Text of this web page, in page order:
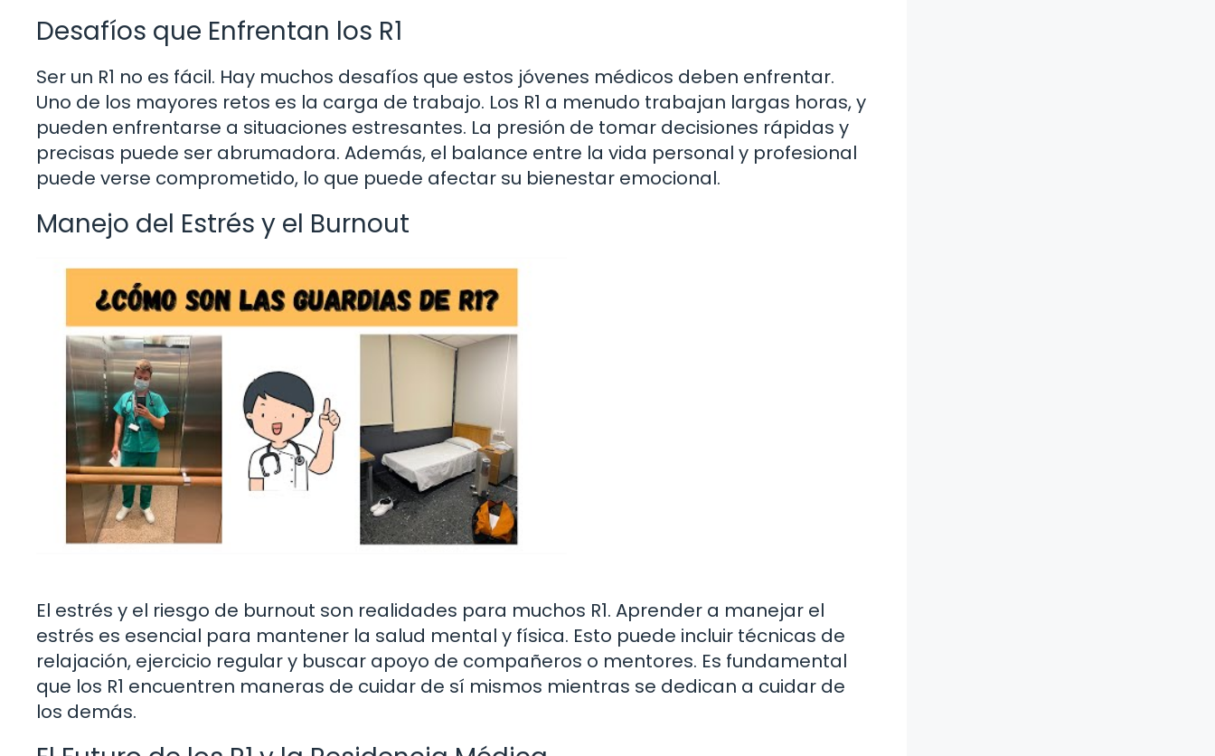
Desafíos que Enfrentan los R1
Ser un R1 no es fácil. Hay muchos desafíos que estos jóvenes médicos deben enfrentar.
Uno de los mayores retos es la carga de trabajo. Los R1 a menudo trabajan largas horas, y
pueden enfrentarse a situaciones estresantes. La presión de tomar decisiones rápidas y
precisas puede ser abrumadora. Además, el balance entre la vida personal y profesional
puede verse comprometido, lo que puede afectar su bienestar emocional.
Manejo del Estrés y el Burnout
El estrés y el riesgo de burnout son realidades para muchos R1. Aprender a manejar el
estrés es esencial para mantener la salud mental y física. Esto puede incluir técnicas de
relajación, ejercicio regular y buscar apoyo de compañeros o mentores. Es fundamental
que los R1 encuentren maneras de cuidar de sí mismos mientras se dedican a cuidar de
los demás.